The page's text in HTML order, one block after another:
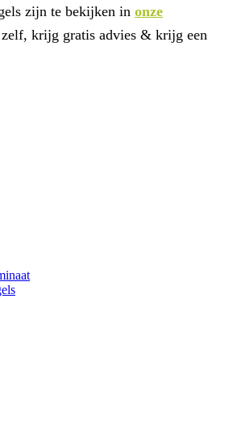
zijn te bekijken in onze
krijg gratis advies & krijg een